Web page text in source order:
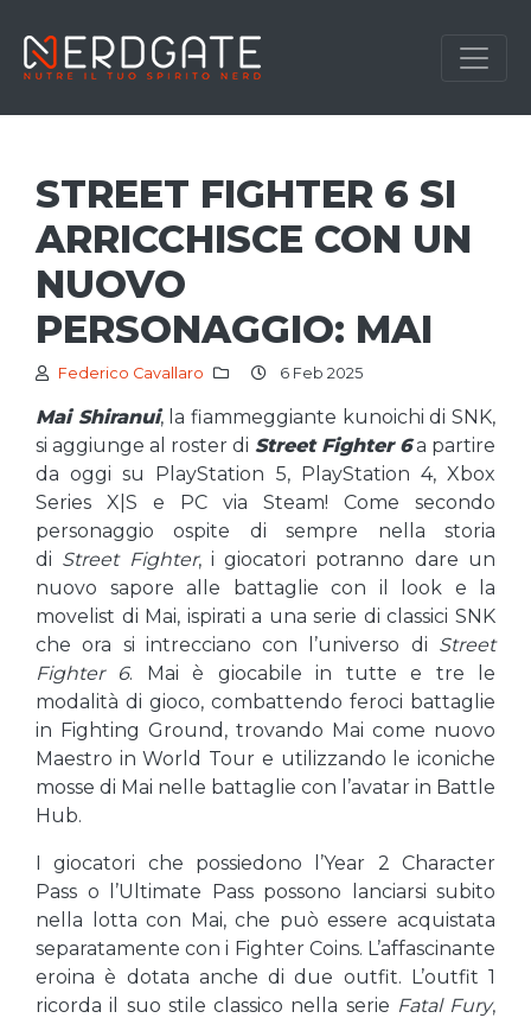
STREET FIGHTER 6 SI
ARRICCHISCE CON UN
NUOVO
PERSONAGGIO: MAI
Federico Cavallaro 6 Feb 2025
Mai Shiranui, la fiammeggiante kunoichi di SNK,
si aggiunge al roster di Street Fighter 6a partire
da oggi su PlayStation 5, PlayStation 4, Xbox
Series X|S e PC via Steam! Come secondo
personaggio ospite di sempre nella storia
di Street Fighter, i giocatori potranno dare un
nuovo sapore alle battaglie con il look e la
movelist di Mai, ispirati a una serie di classici SNK
che ora si intrecciano con l’universo di Street
Fighter 6. Mai è giocabile in tutte e tre le
modalità di gioco, combattendo feroci battaglie
in Fighting Ground, trovando Mai come nuovo
Maestro in World Tour e utilizzando le iconiche
mosse di Mai nelle battaglie con l’avatar in Battle
Hub.
I giocatori che possiedono l’Year 2 Character
Pass o l’Ultimate Pass possono lanciarsi subito
nella lotta con Mai, che può essere acquistata
separatamente con i Fighter Coins. L’affascinante
eroina è dotata anche di due outfit. L’outfit 1
ricorda il suo stile classico nella serie Fatal Fury,